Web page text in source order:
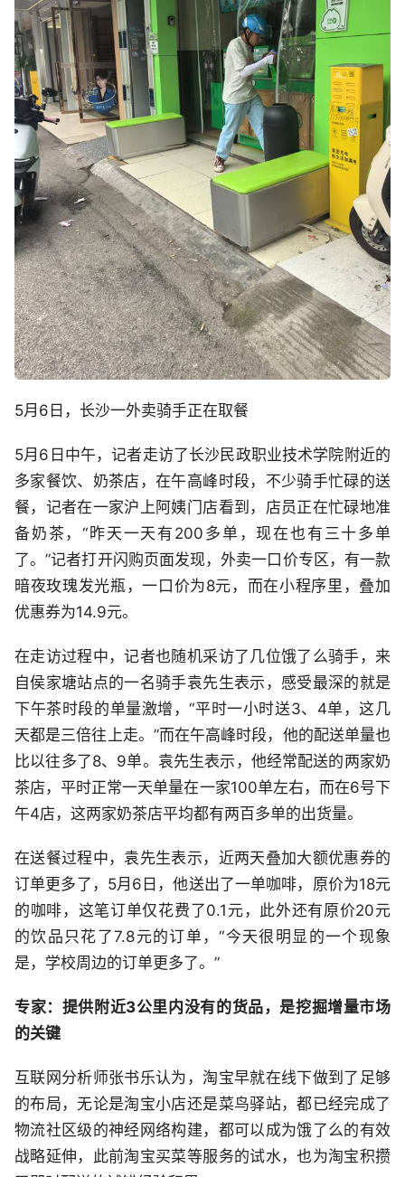
5月6日，长沙一外卖骑手正在取餐
5月6日中午，记者走访了长沙民政职业技术学院附近的
多家餐饮、奶茶店，在午高峰时段，不少骑手忙碌的送
餐，记者在一家沪上阿姨门店看到，店员正在忙碌地准
备奶茶，“昨天一天有200多单，现在也有三十多单
了。”记者打开闪购页面发现，外卖一口价专区，有一款
暗夜玫瑰发光瓶，一口价为8元，而在小程序里，叠加
优惠券为14.9元。
在走访过程中，记者也随机采访了几位饿了么骑手，来
自侯家塘站点的一名骑手袁先生表示，感受最深的就是
下午茶时段的单量激增，“平时一小时送3、4单，这几
天都是三倍往上走。”而在午高峰时段，他的配送单量也
比以往多了8、9单。袁先生表示，他经常配送的两家奶
茶店，平时正常一天单量在一家100单左右，而在6号下
午4店，这两家奶茶店平均都有两百多单的出货量。
在送餐过程中，袁先生表示，近两天叠加大额优惠券的
订单更多了，5月6日，他送出了一单咖啡，原价为18元
的咖啡，这笔订单仅花费了0.1元，此外还有原价20元
的饮品只花了7.8元的订单，“今天很明显的一个现象
是，学校周边的订单更多了。”
专家：提供附近3公里内没有的货品，是挖掘增量市场
的关键
互联网分析师张书乐认为，淘宝早就在线下做到了足够
的布局，无论是淘宝小店还是菜鸟驿站，都已经完成了
物流社区级的神经网络构建，都可以成为饿了么的有效
战略延伸，此前淘宝买菜等服务的试水，也为淘宝积攒